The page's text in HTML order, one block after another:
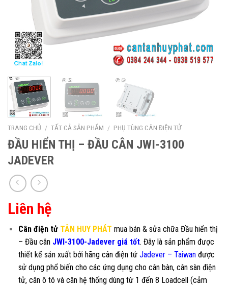
TRANG CHỦ / TẤT CẢ SẢN PHẨM / PHỤ TÙNG CÂN ĐIỆN TỬ
ĐẦU HIỂN THỊ – ĐẦU CÂN JWI-3100
JADEVER
Liên hệ
Cân điện tửTÂN HUY PHÁT mua bán & sửa chữa Đầu hiển thị
– Đầu cân JWI-3100-Jadever giá tốt. Đây là sản phẩm được
thiết kế sản xuất bởi hãng cân điện tử Jadever – Taiwanđược
sử dụng phổ biến cho các ứng dụng cho cân bàn, cân sàn điện
tử, cân ô tô và cân hệ thống dùng từ 1 đến 8 Loadcell (cảm